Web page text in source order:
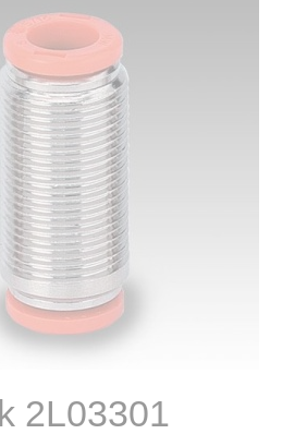
2L03301